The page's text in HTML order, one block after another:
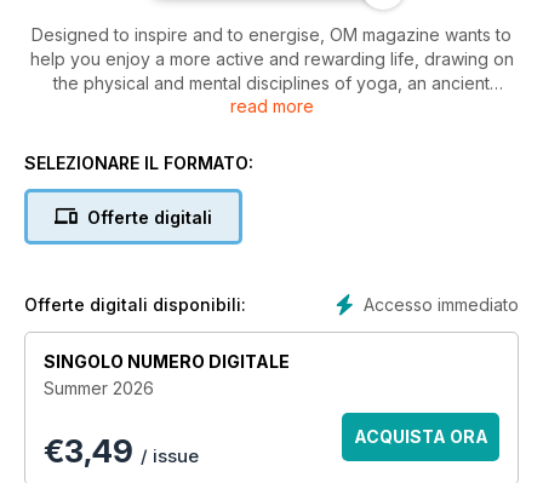
Designed to inspire and to energise, OM magazine wants to
help you enjoy a more active and rewarding life, drawing on
the physical and mental disciplines of yoga, an ancient
practice just as popular today as it was thousands of years
We take our exercise seriously but this is more than a health
At OM, our goal is to both entertain and to enrich, to nurture
your soul at a time when the world around you may be pre-
achieving individual poses.
In every issue we aim to nourish body, mind and soul, to
galvanise you into action, and to challenge how you feel
about the world around you and the people and things in it.
OM magazine is not just about doing yoga – it’s about living
read more
SELEZIONARE IL FORMATO:
Offerte digitali
Accesso immediato
Offerte digitali disponibili:
SINGOLO NUMERO DIGITALE
Summer 2026
€3,49 / issue
ACQUISTA ORA